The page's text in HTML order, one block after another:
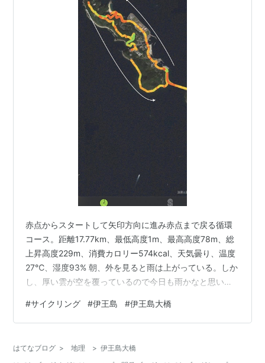
赤点からスタートして矢印方向に進み赤点まで戻る循環
コース。距離17.77km、最低高度1m、最高高度78m、総
上昇高度229m、消費カロリー574kcal、天気曇り、温度
27℃、湿度93% 朝、外を見ると雨は上がっている。しか
し、厚い雲が空を覆っているので今日も雨かなと思いな
言っている。9時まで3時間ある。最近、雨の日が続き戸
外で運動するチャンスがなく運動不足の日々が続いてい
ることにした。行き先は雨が降り出す前に戻ることがで
#サイクリング #伊王島 #伊王島大橋
はてなブログ > 地理 > 伊王島大橋